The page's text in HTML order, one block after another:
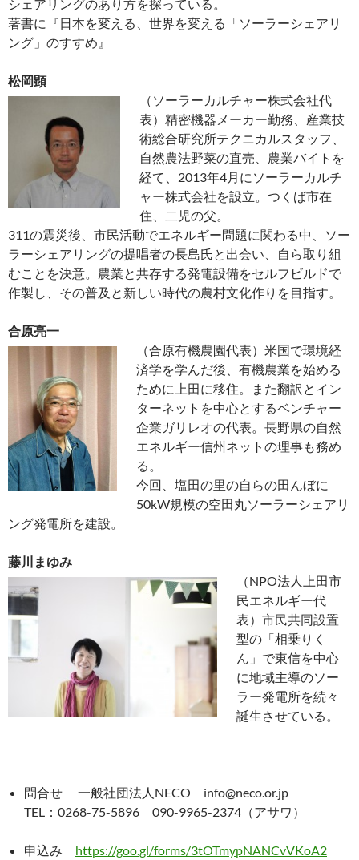
シェアリングのあり方を探っている。
著書に『日本を変える、世界を変える「ソーラーシェアリ
ング」のすすめ』
松岡顕
（ソーラーカルチャー株式会社代
表）精密機器メーカー勤務、産業技
術総合研究所テクニカルスタッフ、
自然農法野菜の直売、農業バイトを
経て、2013年4月にソーラーカルチ
ャー株式会社を設立。つくば市在
住、二児の父。
311の震災後、市民活動でエネルギー問題に関わる中、ソー
ラーシェアリングの提唱者の長島氏と出会い、自ら取り組
むことを決意。農業と共存する発電設備をセルフビルドで
作製し、その普及と新しい時代の農村文化作りを目指す。
合原亮一
（合原有機農園代表）米国で環境経
済学を学んだ後、有機農業を始める
ために上田に移住。また翻訳とイン
ターネットを中心とするベンチャー
企業ガリレオの代表。長野県の自然
エネルギー信州ネットの理事も務め
る。
今回、塩田の里の自らの田んぼに
50kW規模の空田丸ソーラーシェアリ
ング発電所を建設。
藤川まゆみ
（NPO法人上田市
民エネルギー代
表）市民共同設置
型の「相乗りく
ん」で東信を中心
に地域主導のソー
ラー発電所を続々
誕生させている。
問合せ 一般社団法人NECO info@neco.or.jp
TEL：0268-75-5896 090-9965-2374（アサワ）
申込み https://goo.gl/forms/3tOTmypNANCvVKoA2